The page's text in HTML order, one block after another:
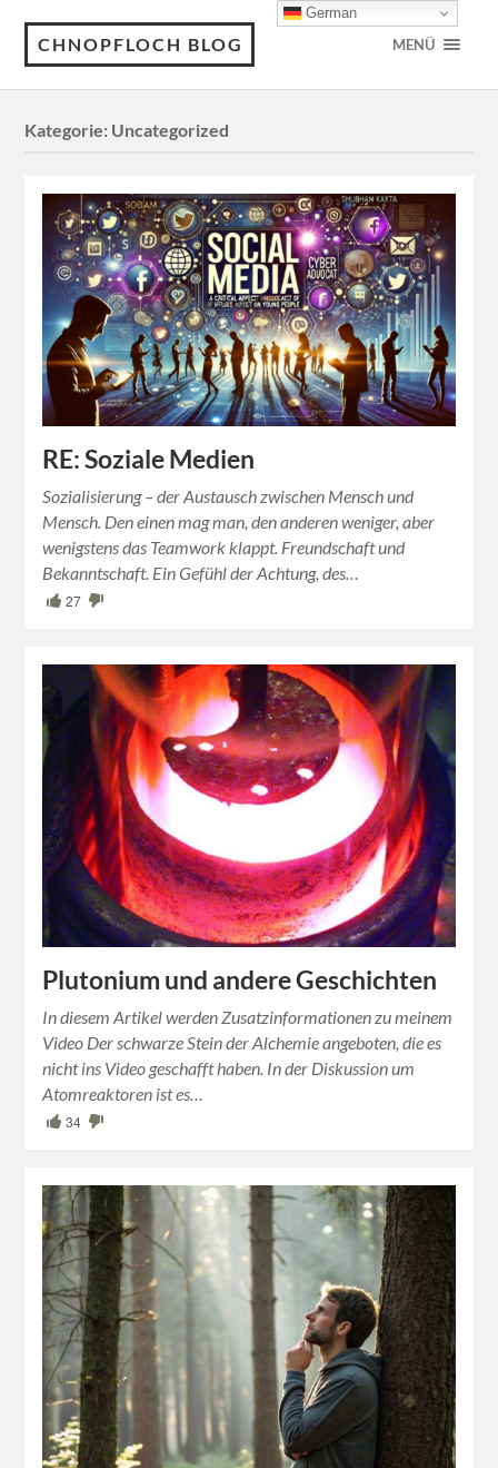
CHNOPFLOCH BLOG MENÜ
Kategorie: Uncategorized
RE: Soziale Medien
Sozialisierung – der Austausch zwischen Mensch und
Mensch. Den einen mag man, den anderen weniger, aber
wenigstens das Teamwork klappt. Freundschaft und
Bekanntschaft. Ein Gefühl der Achtung, des…
27
Plutonium und andere Geschichten
In diesem Artikel werden Zusatzinformationen zu meinem
Video Der schwarze Stein der Alchemie angeboten, die es
nicht ins Video geschafft haben. In der Diskussion um
Atomreaktoren ist es…
34
German